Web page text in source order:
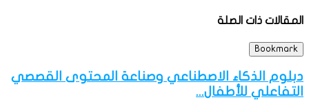
المقالات ذات الصلة
Bookmark
دبلوم الذكاء الاصطناعي وصناعة المحتوى القصصي
التفاعلي للأطفال...